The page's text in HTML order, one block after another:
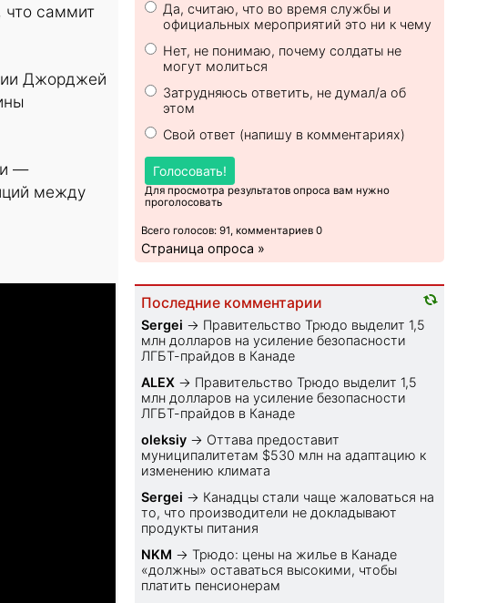
что саммит
Джорджей
—
между
Да, считаю, что во время службы и
официальных мероприятий это ни к чему
Нет, не понимаю, почему солдаты не
могут молиться
Затрудняюсь ответить, не думал/а об
этом
Свой ответ (напишу в комментариях)
Голосовать!
Для просмотра результатов опроса вам нужно
проголосовать
Всего голосов: 91, комментариев 0
Страница опроса »
Последние комментарии
Sеrgei → Правительство Трюдо выделит 1,5
млн долларов на усиление безопасности
ЛГБТ-прайдов в Канаде
ALEX → Правительство Трюдо выделит 1,5
млн долларов на усиление безопасности
ЛГБТ-прайдов в Канаде
oleksiy → Оттава предоставит
муниципалитетам $530 млн на адаптацию к
изменению климата
Sеrgei → Канадцы стали чаще жаловаться на
то, что производители не докладывают
продукты питания
NKM →Трюдо: цены на жилье в Канаде
«должны» оставаться высокими, чтобы
платить пенсионерам